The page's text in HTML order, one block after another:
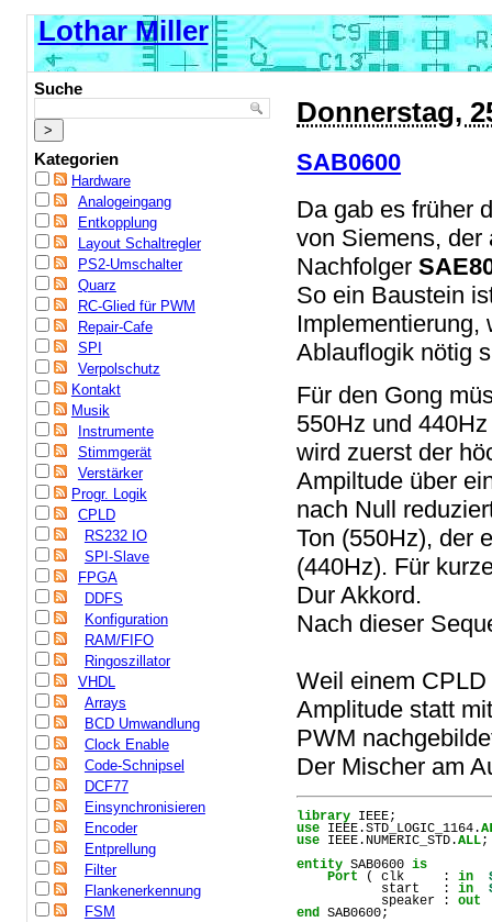
Lothar Miller
Suche
Kategorien
Hardware
Analogeingang
Entkopplung
Layout Schaltregler
PS2-Umschalter
Quarz
RC-Glied für PWM
Repair-Cafe
SPI
Verpolschutz
Kontakt
Musik
Instrumente
Stimmgerät
Verstärker
Progr. Logik
CPLD
RS232 IO
SPI-Slave
FPGA
DDFS
Konfiguration
RAM/FIFO
Ringoszillator
VHDL
Arrays
BCD Umwandlung
Clock Enable
Code-Schnipsel
DCF77
Einsynchronisieren
Encoder
Entprellung
Filter
Flankenerkennung
FSM
Donnerstag,
SAB0600
Da gab es früher
von Siemens, der
Nachfolger
So ein Baustein
Implementierung,
Ablauflogik nötig
Für den Gong
550Hz und
wird zuerst der
Ampiltude über
nach Null
Ton (550Hz), der
(440Hz). Für
Dur Akkord.
Nach dieser
Weil einem
Amplitude statt
PWM
Der Mischer am
library
use IEEE.STD_LOGIC_1164.
use IEEE.NUMERIC_STD.ALL;
entity SAB0600 is
Port ( clk     : in
           start   :
in
           speaker :
out
end
SAB0600;